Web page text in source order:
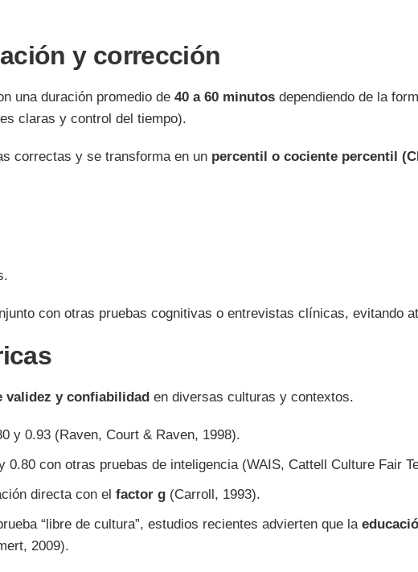
y corrección
una duración promedio de 40 a 60 minutos dependiendo de la
claras y control del tiempo).
correctas y se transforma en un percentil o cociente percentil
con otras pruebas cognitivas o entrevistas clínicas, evitando
validez y confiabilidad en diversas culturas y contextos.
y 0.93 (Raven, Court & Raven, 1998).
0.80 con otras pruebas de inteligencia (WAIS, Cattell Culture Fair
directa con el factor g (Carroll, 1993).
“libre de cultura”, estudios recientes advierten que la
2009).